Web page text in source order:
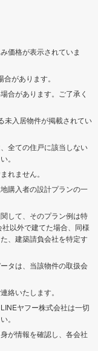
価格が表示されていま
があります。
合があります。ご了承く
未入居物件が掲載されてい
全ての住戸に該当しない
。
れません。
購入者の設計プランの一
して、そのプラン例は特
以外で建てた場合、同様
、建築請負会社を特定す
タは、当該物件の取扱会
絡いたします。
ヤフー株式会社は一切
。
が情報を確認し、各会社